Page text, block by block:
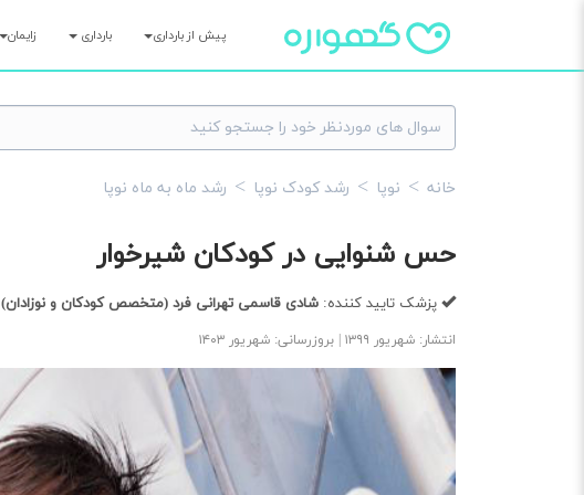
پیش از بارداری بارداری زایمان
خانه نوپا رشد کودک نوپا رشد ماه به ماه نوپا
حس شنوایی در کودکان شیرخوار
پزشک تایید کننده: شادی قاسمی تهرانی فرد (متخصص کودکان و نوزادان)
انتشار: شهریور ۱۳۹۹ | بروزرسانی: شهریور ۱۴۰۳